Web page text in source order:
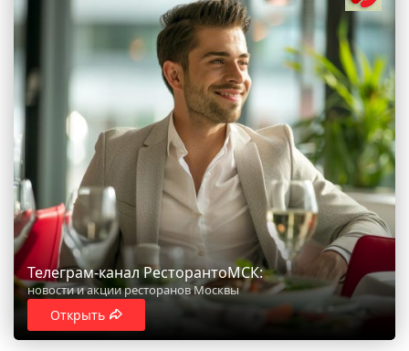
Телеграм-канал РесторантоМСК:
новости и акции ресторанов Москвы
Открыть